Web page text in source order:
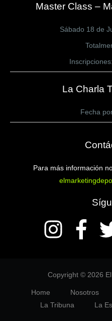
Master Class –
Sábado 18 de
Inscripciones:
La Charla
Fecha
Para más información
Copyright © 2026
Home Nosotros
La Tribuna
La